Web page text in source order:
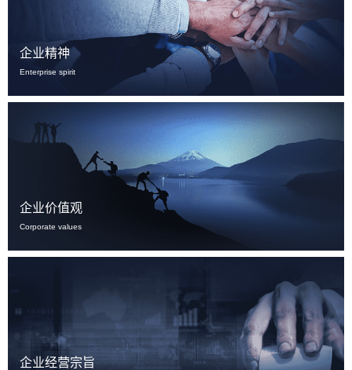
企业精神
Enterprise spirit
企业价值观
Corporate values
企业经营宗旨